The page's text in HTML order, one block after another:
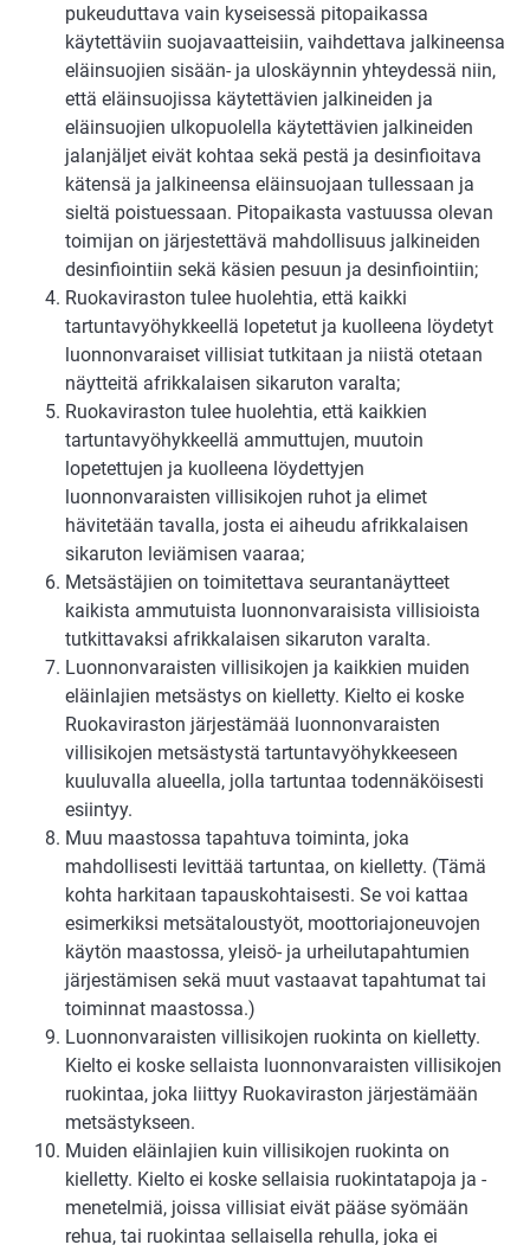
pukeuduttava vain kyseisessä pitopaikassa
käytettäviin suojavaatteisiin, vaihdettava jalkineensa
eläinsuojien sisään- ja uloskäynnin yhteydessä niin,
että eläinsuojissa käytettävien jalkineiden ja
eläinsuojien ulkopuolella käytettävien jalkineiden
jalanjäljet eivät kohtaa sekä pestä ja desinfioitava
kätensä ja jalkineensa eläinsuojaan tullessaan ja
sieltä poistuessaan. Pitopaikasta vastuussa olevan
toimijan on järjestettävä mahdollisuus jalkineiden
desinfiointiin sekä käsien pesuun ja desinfiointiin;
Ruokaviraston tulee huolehtia, että kaikki
tartuntavyöhykkeellä lopetetut ja kuolleena löydetyt
luonnonvaraiset villisiat tutkitaan ja niistä otetaan
näytteitä afrikkalaisen sikaruton varalta;
Ruokaviraston tulee huolehtia, että kaikkien
tartuntavyöhykkeellä ammuttujen, muutoin
lopetettujen ja kuolleena löydettyjen
luonnonvaraisten villisikojen ruhot ja elimet
hävitetään tavalla, josta ei aiheudu afrikkalaisen
sikaruton leviämisen vaaraa;
Metsästäjien on toimitettava seurantanäytteet
kaikista ammutuista luonnonvaraisista villisioista
tutkittavaksi afrikkalaisen sikaruton varalta.
Luonnonvaraisten villisikojen ja kaikkien muiden
eläinlajien metsästys on kielletty. Kielto ei koske
Ruokaviraston järjestämää luonnonvaraisten
villisikojen metsästystä tartuntavyöhykkeeseen
kuuluvalla alueella, jolla tartuntaa todennäköisesti
esiintyy.
Muu maastossa tapahtuva toiminta, joka
mahdollisesti levittää tartuntaa, on kielletty. (Tämä
kohta harkitaan tapauskohtaisesti. Se voi kattaa
esimerkiksi metsätaloustyöt, moottoriajoneuvojen
käytön maastossa, yleisö- ja urheilutapahtumien
järjestämisen sekä muut vastaavat tapahtumat tai
toiminnat maastossa.)
Luonnonvaraisten villisikojen ruokinta on kielletty.
Kielto ei koske sellaista luonnonvaraisten villisikojen
ruokintaa, joka liittyy Ruokaviraston järjestämään
metsästykseen.
Muiden eläinlajien kuin villisikojen ruokinta on
kielletty. Kielto ei koske sellaisia ruokintatapoja ja -
menetelmiä, joissa villisiat eivät pääse syömään
rehua, tai ruokintaa sellaisella rehulla, joka ei